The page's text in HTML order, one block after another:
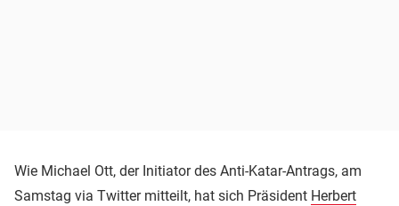
Wie Michael Ott, der Initiator des Anti-Katar-Antrags, am
Samstag via Twitter mitteilt, hat sich Präsident Herbert